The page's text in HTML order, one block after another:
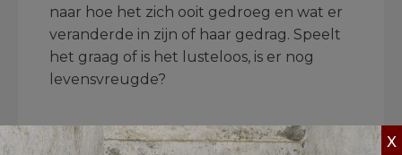
naar hoe het zich ooit gedroeg en wat er
veranderde in zijn of haar gedrag. Speelt
het graag of is het lusteloos, is er nog
levensvreugde?
X